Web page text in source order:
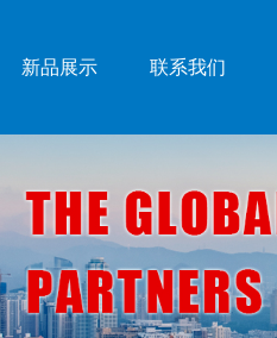
新品展示 联系我们